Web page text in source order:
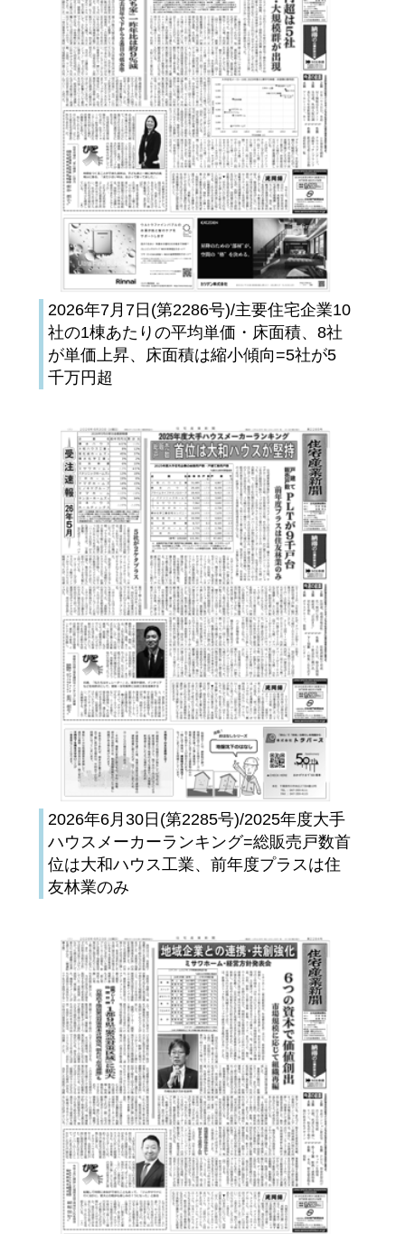
2026年7月7日(第2286号)/主要住宅企業10
社の1棟あたりの平均単価・床面積、8社
が単価上昇、床面積は縮小傾向=5社が5
千万円超
2026年6月30日(第2285号)/2025年度大手
ハウスメーカーランキング=総販売戸数首
位は大和ハウス工業、前年度プラスは住
友林業のみ